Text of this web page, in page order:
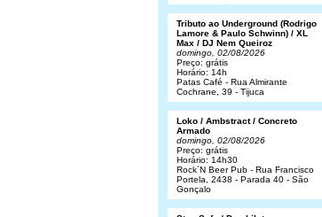
Tributo ao Underground (Rodrigo
Lamore & Paulo Schwinn) / XL
Max / DJ Nem Queiroz
domingo, 02/08/2026
Preço: grátis
Horário: 14h
Patas Café - Rua Almirante
Cochrane, 39 - Tijuca
Loko / Ambstract / Concreto
Armado
domingo, 02/08/2026
Preço: grátis
Horário: 14h30
Rock´N Beer Pub - Rua Francisco
Portela, 2438 - Parada 40 - São
Gonçalo